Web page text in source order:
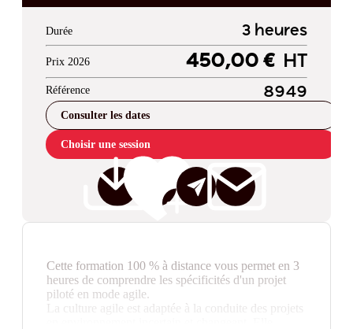
Durée 3 heures
Prix 2026 450,00 € HT
Référence 8949
Consulter les dates
Choisir une session
Cette formation 100 % à distance vous permet en 3
heures de comprendre les spécificités d'un projet
piloté en mode agile.
La culture agile est adaptée à la conduite des projets